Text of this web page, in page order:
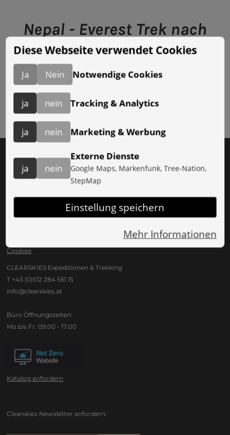
Nepal - Everest Trek nach
Gokyo
im Herbst 2010
Impressum
Presse
Downloads
Cookies
CLEARSKIES Expeditionen & Trekking
T +43 (0)512 284 561 15
info@clearskies.at
Büro Öffnungszeiten:
Mo bis Fr: 09:00 - 17:00
Katalog anfordern
Clearskies Newsletter anfordern:
Diese Webseite verwendet Cookies
Ja Nein Notwendige Cookies
ja nein Tracking & Analytics
ja nein Marketing & Werbung
ja nein
Externe Dienste
Google Maps, Markenfunk, Tree-Nation,
StepMap
Einstellung speichern
Mehr Informationen